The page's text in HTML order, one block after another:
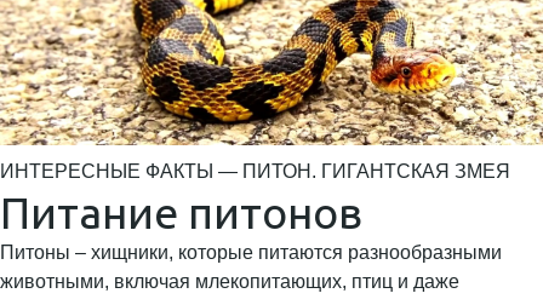
ИНТЕРЕСНЫЕ ФАКТЫ — ПИТОН. ГИГАНТСКАЯ ЗМЕЯ
Питание питонов
Питоны – хищники, которые питаются разнообразными
животными, включая млекопитающих, птиц и даже